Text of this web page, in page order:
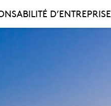
D’ENTREPRISE